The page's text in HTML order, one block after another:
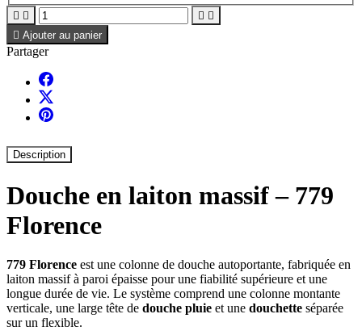
   
 Ajouter au panier
Partager
Description
Douche en laiton massif – 779
Florence
779 Florence est une colonne de douche autoportante, fabriquée en
laiton massif à paroi épaisse pour une fiabilité supérieure et une
longue durée de vie. Le système comprend une colonne montante
verticale, une large tête de douche pluie et une douchette séparée
sur un flexible.